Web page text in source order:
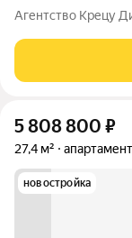
5 минутах от
покупателя! -
Безопасность сделки
Агентство Крецу
5 808 800 ₽
27,4 м²
новостройка